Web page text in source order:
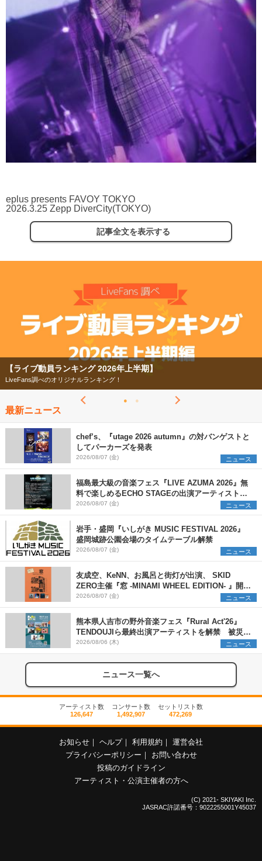
eplus presents FAVOY TOKYO
2026.3.25 Zepp DiverCity(TOKYO)
記事全文を表示する
【ライブ動員ランキング 2026年上半期】
LiveFans調べのオリジナルランキング！
最新ニュース
chef’s、『utage 2026 autumn』の対バンゲストと
してパーカーズを発表
2026/08/07 (金) ニュース
福島最大級の音楽フェス『LIVE AZUMA 2026』無
料で楽しめるECHO STAGEの出演アーティストを
発表
2026/08/07 (金) ニュース
岩手・盛岡『いしがき MUSIC FESTIVAL 2026』
盛岡城跡公園会場のタイムテーブル解禁
2026/08/07 (金) ニュース
友成空、KeNN、お風呂と街灯が出演、 SKID
ZERO主催『窓 -MINAMI WHEEL EDITION- 』開催
決定
2026/08/07 (金) ニュース
熊本県人吉市の野外音楽フェス『Rural Act'26』
TENDOUJIら最終出演アーティストを解禁 被災地
支援プロジェクトの始動も発表
2026/08/06 (木) ニュース
ニュース一覧へ
アーティスト数
126,647
コンサート数
1,492,907
セットリスト数
472,269
お知らせ ヘルプ 利用規約
運営会社
プライバシーポリシー
お問い合わせ
投稿のガイドライン
アーティスト・公演主催者の方へ
(C) 2021- SKIYAKI Inc.
JASRAC許諾番号：9022255001Y45037